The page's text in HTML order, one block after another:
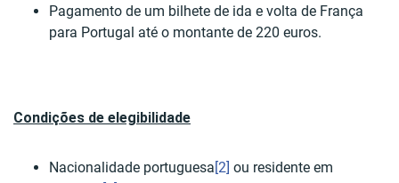
Pagamento de um bilhete de ida e volta de França
para Portugal até o montante de 220 euros.
Condições de elegibilidade
Nacionalidade portuguesa [2] ou residente em